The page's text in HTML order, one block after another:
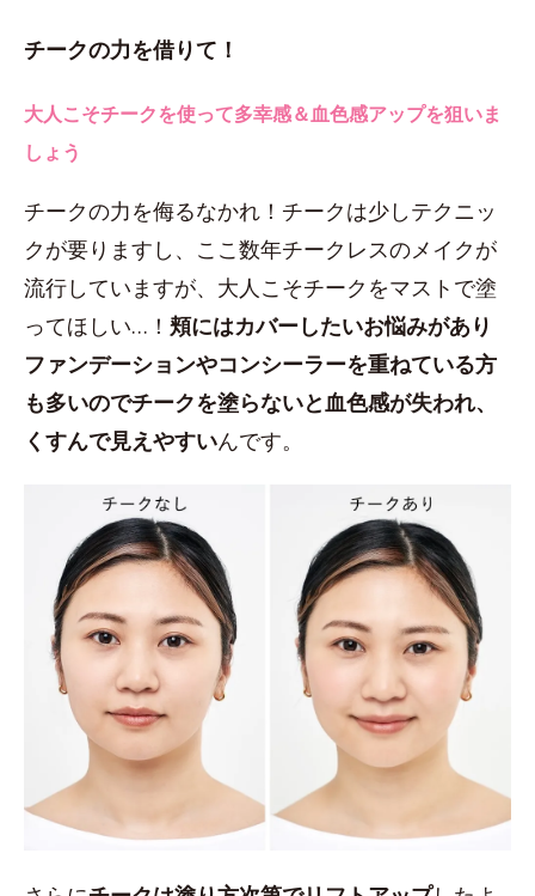
チークの力を借りて！
大人こそチークを使って多幸感＆血色感アップを狙いま
しょう
チークの力を侮るなかれ！チークは少しテクニッ
クが要りますし、ここ数年チークレスのメイクが
流行していますが、大人こそチークをマストで塗
ってほしい…！ 頬にはカバーしたいお悩みがあり
ファンデーションやコンシーラーを重ねている方
も多いのでチークを塗らないと血色感が失われ、
くすんで見えやすいんです。